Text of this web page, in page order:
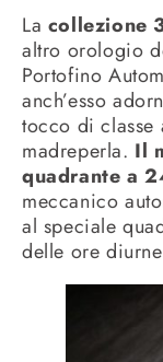
La collezione
altro orologio
Portofino
anch’esso
tocco di classe
madreperla. Il
quadrante a
meccanico
al speciale
delle ore